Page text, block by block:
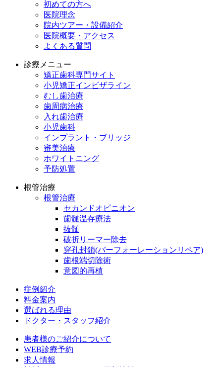
初めての方へ
医院理念
院内ツアー・設備紹介
医院概要・アクセス
よくある質問
診療メニュー
矯正歯科専門サイト
小児矯正インビザライン
むし歯治療
歯周病治療
入れ歯治療
小児歯科
インプラント・ブリッジ
審美治療
ホワイトニング
予防処置
根管治療
根管治療
セカンドオピニオン
歯髄温存療法
抜髄
破折リーマー除去
穿孔封鎖(パーフォーレーションリペア)
歯根端切除術
意図的再植
症例紹介
料金案内
選ばれる理由
ドクター・スタッフ紹介
患者様のご紹介について
WEB診療予約
求人情報